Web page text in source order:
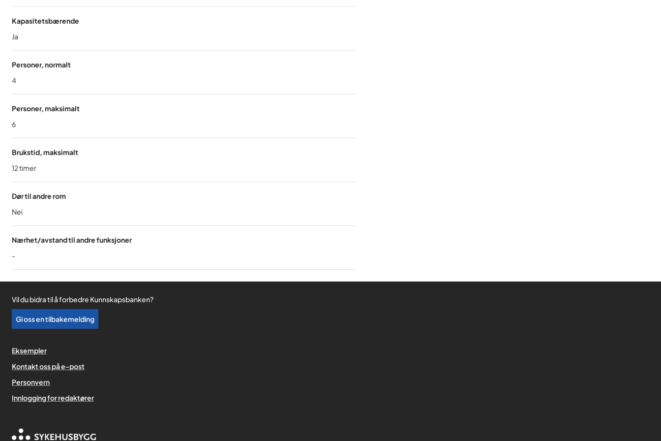
Kapasitetsbærende
Ja
Personer, normalt
4
Personer, maksimalt
6
Brukstid, maksimalt
12timer
Dør til andre rom
Nei
Nærhet/avstand til andre funksjoner
-
Vil du bidra til å forbedre Kunnskapsbanken?
Gi oss en tilbakemelding
Eksempler
Kontakt oss på e-post
Personvern
Innlogging for redaktører